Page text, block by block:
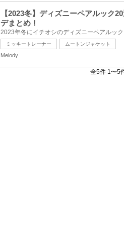
【2023冬】ディズニーペアルック
デまとめ！
ミッキートレーナー ムートンジャケット
Melody
全5件 1〜5